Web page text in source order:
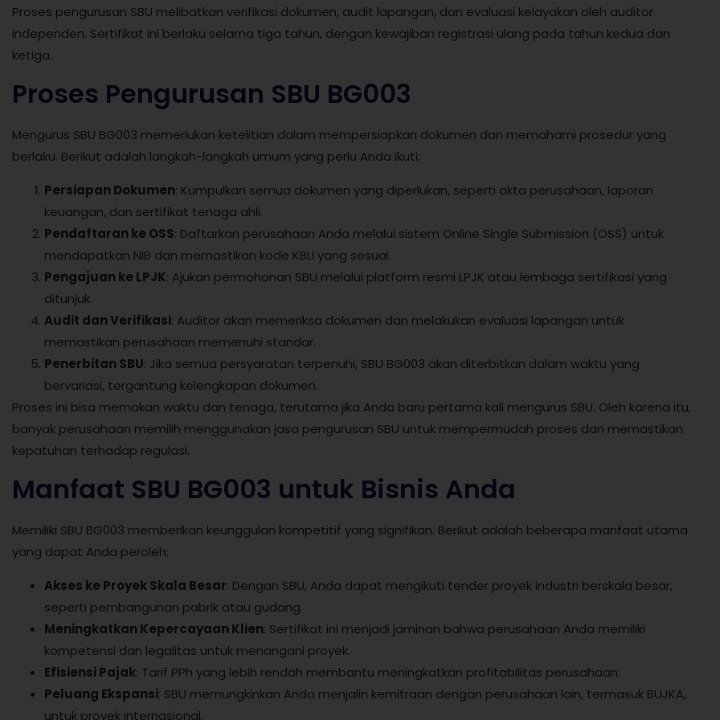
Proses pengurusan SBU melibatkan verifikasi dokumen, audit lapangan, dan evaluasi kelayakan oleh auditor
independen. Sertifikat ini berlaku selama tiga tahun, dengan kewajiban registrasi ulang pada tahun kedua dan
ketiga.
Proses Pengurusan SBU BG003
Mengurus SBU BG003 memerlukan ketelitian dalam mempersiapkan dokumen dan memahami prosedur yang
berlaku. Berikut adalah langkah-langkah umum yang perlu Anda ikuti:
Persiapan Dokumen: Kumpulkan semua dokumen yang diperlukan, seperti akta perusahaan, laporan
keuangan, dan sertifikat tenaga ahli.
Pendaftaran ke OSS: Daftarkan perusahaan Anda melalui sistem Online Single Submission (OSS) untuk
mendapatkan NIB dan memastikan kode KBLI yang sesuai.
Pengajuan ke LPJK: Ajukan permohonan SBU melalui platform resmi LPJK atau lembaga sertifikasi yang
ditunjuk.
Audit dan Verifikasi: Auditor akan memeriksa dokumen dan melakukan evaluasi lapangan untuk
memastikan perusahaan memenuhi standar.
Penerbitan SBU: Jika semua persyaratan terpenuhi, SBU BG003 akan diterbitkan dalam waktu yang
bervariasi, tergantung kelengkapan dokumen.
Proses ini bisa memakan waktu dan tenaga, terutama jika Anda baru pertama kali mengurus SBU. Oleh karena itu,
banyak perusahaan memilih menggunakan jasa pengurusan SBU untuk mempermudah proses dan memastikan
kepatuhan terhadap regulasi.
Manfaat SBU BG003 untuk Bisnis Anda
Memiliki SBU BG003 memberikan keunggulan kompetitif yang signifikan. Berikut adalah beberapa manfaat utama
yang dapat Anda peroleh:
Akses ke Proyek Skala Besar: Dengan SBU, Anda dapat mengikuti tender proyek industri berskala besar,
seperti pembangunan pabrik atau gudang.
Meningkatkan Kepercayaan Klien: Sertifikat ini menjadi jaminan bahwa perusahaan Anda memiliki
kompetensi dan legalitas untuk menangani proyek.
Efisiensi Pajak: Tarif PPh yang lebih rendah membantu meningkatkan profitabilitas perusahaan.
Peluang Ekspansi: SBU memungkinkan Anda menjalin kemitraan dengan perusahaan lain, termasuk BUJKA,
untuk proyek internasional.